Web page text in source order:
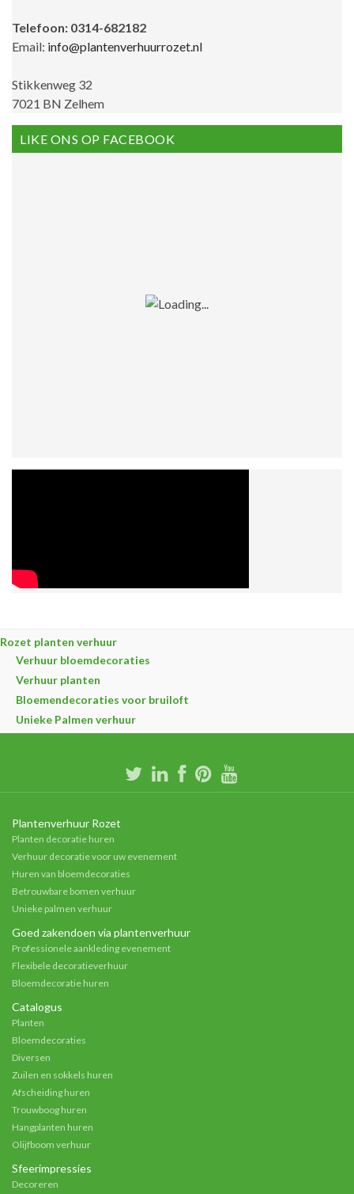
Telefoon: 0314-682182
Email: info@plantenverhuurrozet.nl
Stikkenweg 32
7021 BN Zelhem
LIKE ONS OP FACEBOOK
Rozet planten verhuur
Verhuur bloemdecoraties
Verhuur planten
Bloemendecoraties voor bruiloft
Unieke Palmen verhuur
Plantenverhuur Rozet
Planten decoratie huren
Verhuur decoratie voor uw evenement
Huren van bloemdecoraties
Betrouwbare bomen verhuur
Unieke palmen verhuur
Goed zakendoen via plantenverhuur
Professionele aankleding evenement
Flexibele decoratieverhuur
Bloemdecoratie huren
Catalogus
Planten
Bloemdecoraties
Diversen
Zuilen en sokkels huren
Afscheiding huren
Trouwboog huren
Hangplanten huren
Olijfboom verhuur
Sfeerimpressies
Decoreren